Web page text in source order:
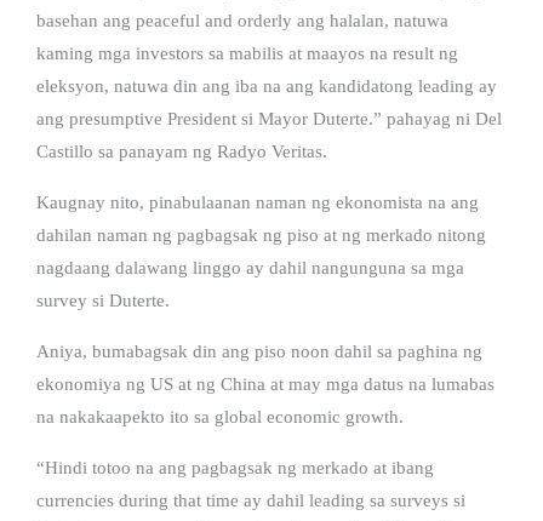
basehan ang peaceful and orderly ang halalan, natuwa
kaming mga investors sa mabilis at maayos na result ng
eleksyon, natuwa din ang iba na ang kandidatong leading ay
ang presumptive President si Mayor Duterte.” pahayag ni Del
Castillo sa panayam ng Radyo Veritas.
Kaugnay nito, pinabulaanan naman ng ekonomista na ang
dahilan naman ng pagbagsak ng piso at ng merkado nitong
nagdaang dalawang linggo ay dahil nangunguna sa mga
survey si Duterte.
Aniya, bumabagsak din ang piso noon dahil sa paghina ng
ekonomiya ng US at ng China at may mga datus na lumabas
na nakakaapekto ito sa global economic growth.
“Hindi totoo na ang pagbagsak ng merkado at ibang
currencies during that time ay dahil leading sa surveys si